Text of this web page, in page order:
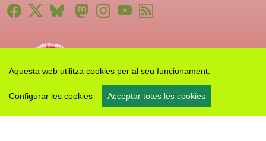
Aquesta web utilitza cookies per al seu funcionament.
Configurar les cookies Acceptar totes les cookies